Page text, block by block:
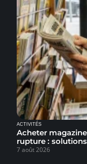
ACTIVITÉS
Acheter
rupture :
7 août 2026